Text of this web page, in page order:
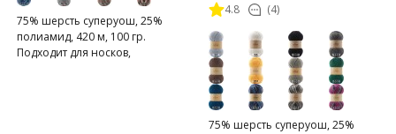
75% шерсть суперуош, 25%
полиамид, 420 м, 100 гр.
Подходит для носков,
4.8 (4)
75% шерсть суперуош, 25%